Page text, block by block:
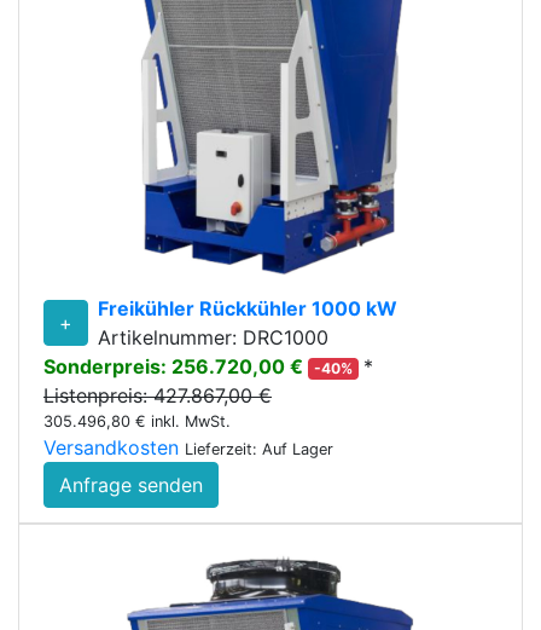
+
Freikühler Rückkühler 1000 kW
Artikelnummer: DRC1000
Sonderpreis: 256.720,00 €
-40%
*
Listenpreis: 427.867,00 €
305.496,80 € inkl. MwSt.
Versandkosten Lieferzeit: Auf Lager
Anfrage senden